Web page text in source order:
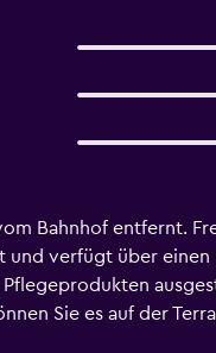
Bahnhof entfernt.
und verfügt über einen
Sie es auf der
von der